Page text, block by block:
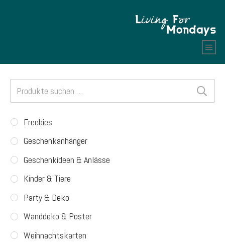
Suchen
nach:
Freebies
Geschenkanhänger
Geschenkideen & Anlässe
Kinder & Tiere
Party & Deko
Wanddeko & Poster
Weihnachtskarten